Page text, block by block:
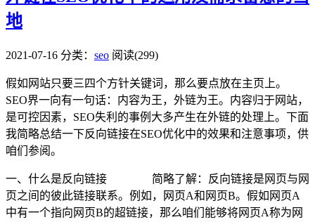
地
2021-07-16 分类： seo 阅读(299)
假如网站只要三四个方针关键词，那么要点放在主页上。
SEO界一向有一句话：内容为王，外链为王。内容归于网站，
是可控因素，SEO失利的事例大多产生在外链的处理上。下面
我简略总结一下反向链接在SEO优化中的效果和注意事项，供
咱们参阅。
一、什么是反向链接
简略了解：反向链接是网页与网
页之间的彼此链接联系。例如，网页A和网页B。假如网页A
中有一个指向网页B的超链接，那么咱们能够将网页A称为网